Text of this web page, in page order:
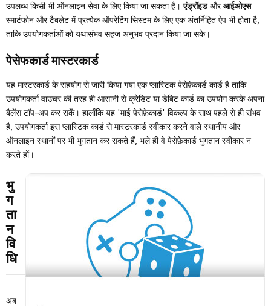
उपलब्ध किसी भी ऑनलाइन सेवा के लिए किया जा सकता है।एंड्रॉइडऔरआईओएस
स्मार्टफोन और टैबलेट में प्रत्येक ऑपरेटिंग सिस्टम के लिए एक अंतर्निहित ऐप भी होता है,
ताकि उपयोगकर्ताओं को यथासंभव सहज अनुभव प्रदान किया जा सके।
पेसेफकार्ड मास्टरकार्ड
यह मास्टरकार्ड के सहयोग से जारी किया गया एक प्लास्टिक पेसेफ़ेकार्ड कार्ड है ताकि
उपयोगकर्ता वाउचर की तरह ही आसानी से क्रेडिट या डेबिट कार्ड का उपयोग करके अपना
बैलेंस टॉप-अप कर सकें। हालाँकि यह 'माई पेसेफ़ेकार्ड' विकल्प के साथ पहले से ही संभव
है, उपयोगकर्ता इस प्लास्टिक कार्ड से मास्टरकार्ड स्वीकार करने वाले स्थानीय और
ऑनलाइन स्थानों पर भी भुगतान कर सकते हैं, भले ही वे पेसेफ़ेकार्ड भुगतान स्वीकार न
करते हों।
भु
ग
ता
न
वि
धि
अब